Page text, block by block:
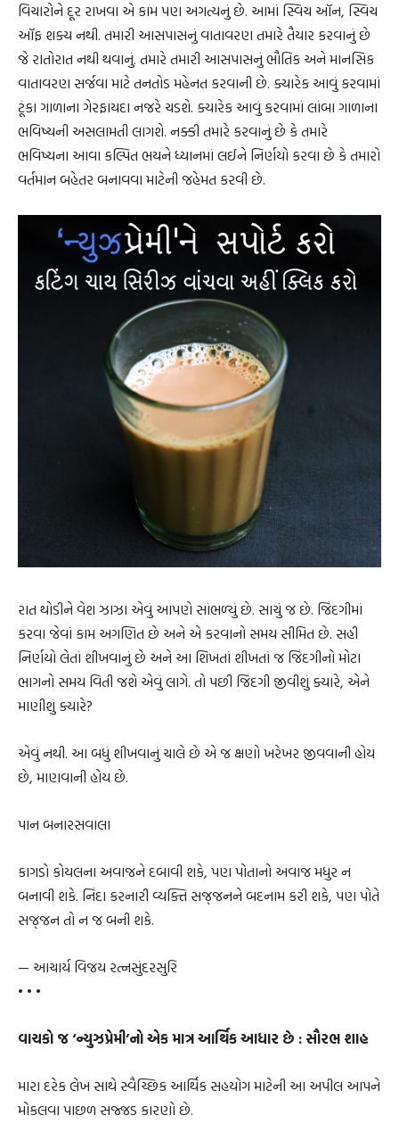
વિચારોને દૂર રાખવા એ કામ પણ અગત્યનું છે. આમાં સ્વિચ ઑન, સ્વિચ
ઑફ શક્ય નથી. તમારી આસપાસનું વાતાવરણ તમારે તૈયાર કરવાનું છે
જે રાતોરાત નથી થવાનું. તમારે તમારી આસપાસનું ભૌતિક અને માનસિક
વાતાવરણ સર્જવા માટે તનતોડ મહેનત કરવાની છે. ક્યારેક આવું કરવામાં
ટૂંકા ગાળાના ગેરફાયદા નજરે ચડશે. ક્યારેક આવું કરવામાં લાંબા ગાળાના
ભવિષ્યની અસલામતી લાગશે. નક્કી તમારે કરવાનું છે કે તમારે
ભવિષ્યના આવા કલ્પિત ભયને ધ્યાનમાં લઈને નિર્ણયો કરવા છે કે તમારો
વર્તમાન બહેતર બનાવવા માટેની જહેમત કરવી છે.
રાત થોડીને વેશ ઝાઝા એવું આપણે સાંભળ્યું છે. સાચું જ છે. જિંદગીમાં
કરવા જેવાં કામ અગણિત છે અને એ કરવાનો સમય સીમિત છે. સહી
નિર્ણયો લેતાં શીખવાનું છે અને આ શિખતાં શીખતાં જ જિંદગીનો મોટા
ભાગનો સમય વિતી જશે એવું લાગે. તો પછી જિંદગી જીવીશું ક્યારે, એને
માણીશું ક્યારે?
એવું નથી. આ બધું શીખવાનું ચાલે છે એ જ ક્ષણો ખરેખર જીવવાની હોય
છે, માણવાની હોય છે.
પાન બનારસવાલા
કાગડો કોયલના અવાજને દબાવી શકે, પણ પોતાનો અવાજ મધુર ન
બનાવી શકે. નિંદા કરનારી વ્યક્તિ સજ્‌જનને બદનામ કરી શકે, પણ પોતે
સજ્‌જન તો ન જ બની શકે.
— આચાર્ય વિજય રત્નસુંદરસુરિ
• • •
વાચકો જ ‘ન્યુઝપ્રેમી’નો એક માત્ર આર્થિક આધાર છે : સૌરભ શાહ
મારા દરેક લેખ સાથે સ્વૈચ્છિક આર્થિક સહયોગ માટેની આ અપીલ આપને
મોકલવા પાછળ સજ્જડ કારણો છે.